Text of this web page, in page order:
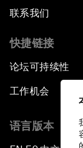
联系我们
快捷链接
论坛可持续性
工作机会
语言版本